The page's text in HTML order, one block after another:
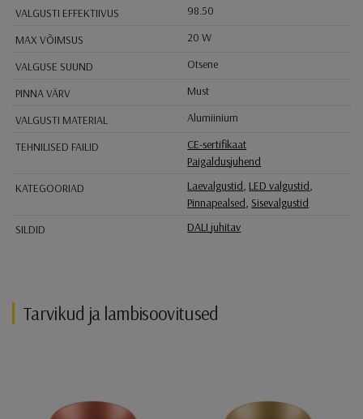
VALGUSTI EFFEKTIIVUS
98.50
MAX VÕIMSUS
20 W
VALGUSE SUUND
Otsene
PINNA VÄRV
Must
VALGUSTI MATERIAL
Alumiinium
TEHNILISED FAILID
CE-sertifikaat
Paigaldusjuhend
KATEGOORIAD
Laevalgustid, LED valgustid,
Pinnapealsed,Sisevalgustid
SILDID
DALI juhitav
Tarvikud ja lambisoovitused